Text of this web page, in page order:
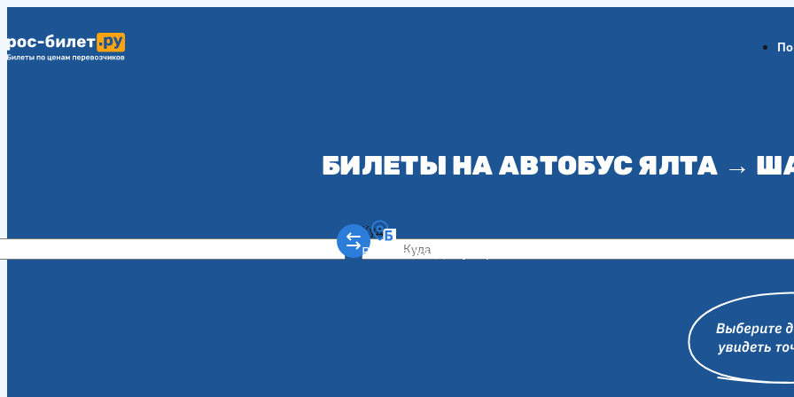
БИЛЕТЫ НА АВТОБУС ЯЛТА →
Куда
Ростов-на-Дону